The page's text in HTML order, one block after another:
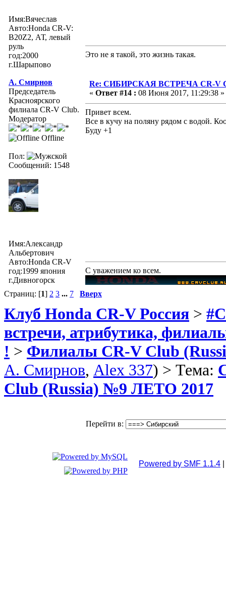
Имя:Вячеслав
Авто:Honda CR-V:
В20Z2, АТ, левый
руль
год:2000
г.Шарыпово
Это не я такой, это жизнь такая.
А. Смирнов
Председатель
Красноярского
филиала CR-V Club.
Модератор
Offline
Пол:
Сообщений: 1548
Имя:Александр
Альбертович
Авто:Honda CR-V
год:1999 япония
г.Дивногорск
Re: СИБИРСКАЯ ВСТРЕЧА CR-V
« Ответ #14 : 08 Июня 2017, 11:29:38 »
Привет всем.
Все в кучу на поляну рядом с водой.
Буду +1
С уважением ко всем.
Страниц: [1] 2 3 ... 7 Вверх
Клуб Honda CR-V Россия >
встречи, атрибутика,
! > Филиалы CR-V Club
А. Смирнов, Alex 337) > Тема:
Club (Russia) №9 ЛЕТО 2017
Перейти в:
Powered by SMF 1.1.4